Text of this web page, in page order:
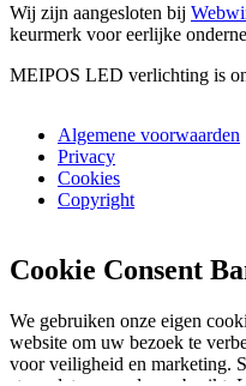
Wij zijn aangesloten bij
keurmerk voor eerlijke
MEIPOS LED verlichting is
Algemene voorwaarden
Privacy
Cookies
Copyright
Cookie Consent
We gebruiken onze eigen
website om uw bezoek te
voor veiligheid en marketing.